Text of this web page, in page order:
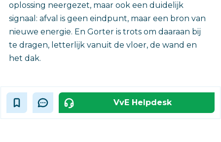
oplossing neergezet, maar ook een duidelijk
signaal: afval is geen eindpunt, maar een bron van
nieuwe energie. En Gorter is trots om daaraan bij
te dragen, letterlijk vanuit de vloer, de wand en
het dak.‎
VvE Helpdesk